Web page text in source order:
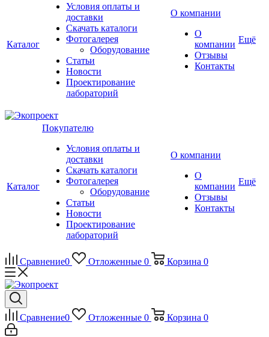
Каталог
Условия оплаты и
доставки
Скачать каталоги
Фотогалерея
Оборудование
Статьи
Новости
Проектирование
лабораторий
О компании
О
компании
Отзывы
Контакты
Ещё
Каталог
Покупателю
Условия оплаты и
доставки
Скачать каталоги
Фотогалерея
Оборудование
Статьи
Новости
Проектирование
лабораторий
О компании
О
компании
Отзывы
Контакты
Ещё
Сравнение0 Отложенные 0 Корзина 0
Сравнение0 Отложенные 0 Корзина 0